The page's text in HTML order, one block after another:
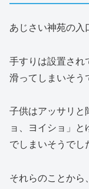
あじさい神苑の入
手すりは設置され
滑ってしまいそう
子供はアッサリと
ョ、ヨイショ」
でしまいそうでし
それらのことから、